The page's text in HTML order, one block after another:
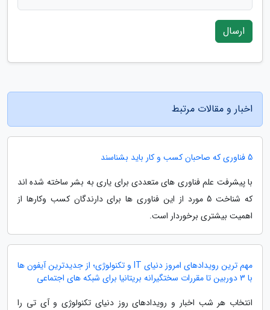
ارسال
اخبار و مقالات مرتبط
5 فناوری که صاحبان کسب و کار باید بشناسند
با پیشرفت علم فناوری های متعددی برای یاری به بشر ساخته شده اند
که شناخت 5 مورد از این فناوری ها برای دارندگان کسب وکارها از
اهمیت بیشتری برخوردار است.
مهم ترین رویدادهای امروز دنیای IT و تکنولوژی؛ از جدیدترین آیفون ها
با 3 دوربین تا مقررات سختگیرانه بریتانیا برای شبکه های اجتماعی
انتخاب هر شب اخبار و رویدادهای روز دنیای تکنولوژی و آی تی را